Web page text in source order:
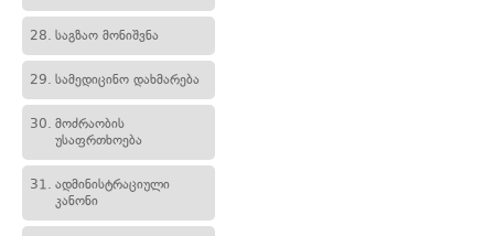
28. საგზაო მონიშვნა
29. სამედიცინო დახმარება
30. მოძრაობის
უსაფრთხოება
31. ადმინისტრაციული
კანონი